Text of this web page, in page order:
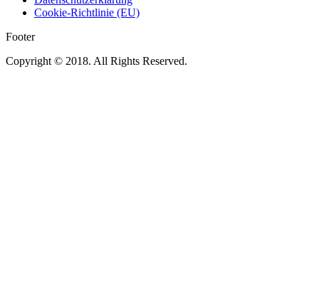
Cookie-Richtlinie (EU)
Footer
Copyright © 2018. All Rights Reserved.